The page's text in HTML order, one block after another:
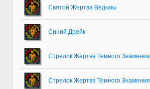
Святой Жертва Ведьмы
Синий Дрейк
Стрелок Жертва Темного Знамения
Стрелок Жертва Темного Знамения